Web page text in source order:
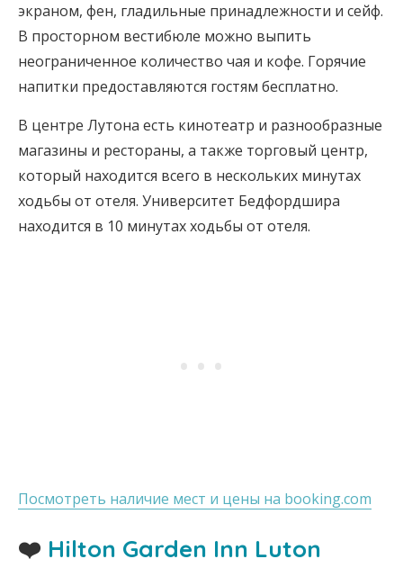
экраном, фен, гладильные принадлежности и сейф.
В просторном вестибюле можно выпить
неограниченное количество чая и кофе. Горячие
напитки предоставляются гостям бесплатно.
В центре Лутона есть кинотеатр и разнообразные
магазины и рестораны, а также торговый центр,
который находится всего в нескольких минутах
ходьбы от отеля. Университет Бедфордшира
находится в 10 минутах ходьбы от отеля.
Посмотреть наличие мест и цены на booking.com
❤️ Hilton Garden Inn Luton